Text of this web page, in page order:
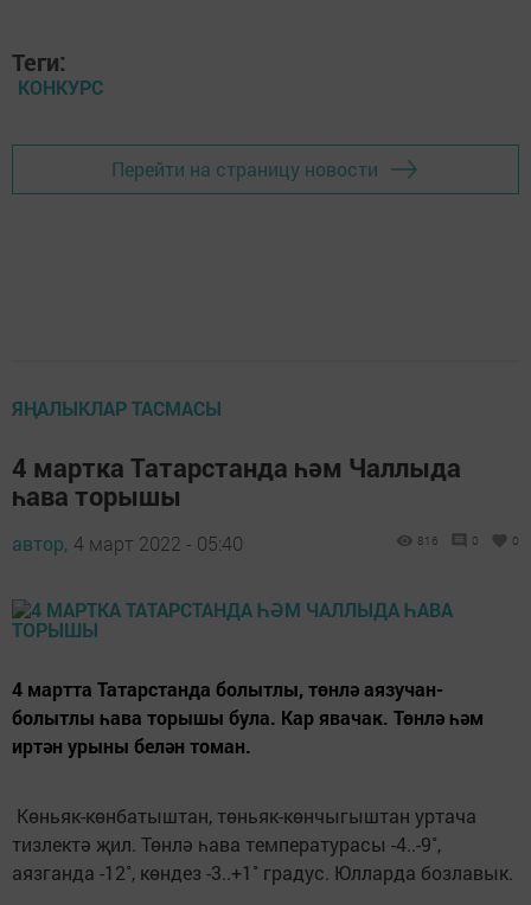
Теги:
КОНКУРС
Перейти на страницу новости
ЯҢАЛЫКЛАР ТАСМАСЫ
4 мартка Татарстанда һәм Чаллыда
һава торышы
автор, 4 март 2022 - 05:40 816 0 0
4 мартта Татарстанда болытлы, төнлә аязучан-
болытлы һава торышы була. Кар явачак. Төнлә һәм
иртән урыны белән томан.
Көньяк-көнбатыштан, төньяк-көнчыгыштан уртача
тизлектә җил. Төнлә һава температурасы -4..-9˚,
аязганда -12˚, көндез -3..+1˚ градус. Юлларда бозлавык.